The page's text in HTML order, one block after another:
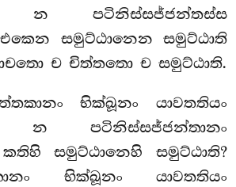
න පටිනිස්සජ්ජන්තස්ස
සමුට්ඨානෙන සමුට්ඨාති
ච චිත්තතො ච සමුට්ඨාති.
භික්ඛූනං යාවතතියං
න පටිනිස්සජ්ජන්තානං
සමුට්ඨානෙහි සමුට්ඨාති?
භික්ඛූනං යාවතතියං